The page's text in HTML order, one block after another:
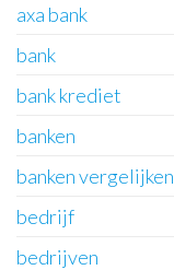
axa bank
bank
bank krediet
banken
banken vergelijken
bedrijf
bedrijven